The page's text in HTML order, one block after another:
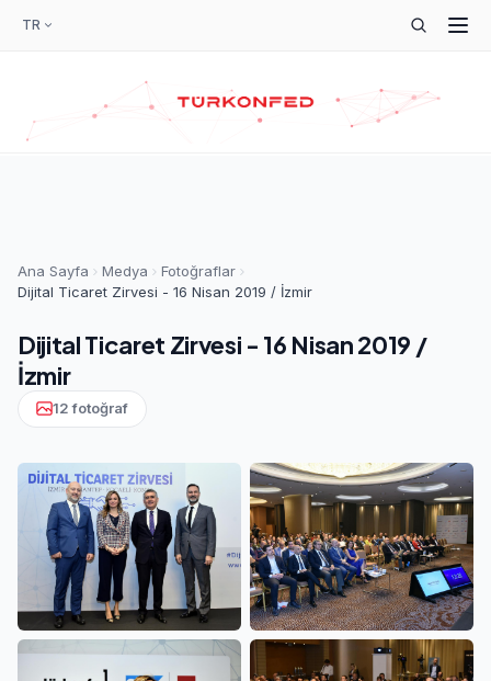
TR
Ana Sayfa Medya
Fotoğraflar
Dijital Ticaret Zirvesi - 16 Nisan 2019 / İzmir
Dijital Ticaret Zirvesi - 16 Nisan 2019 /
İzmir
12 fotoğraf